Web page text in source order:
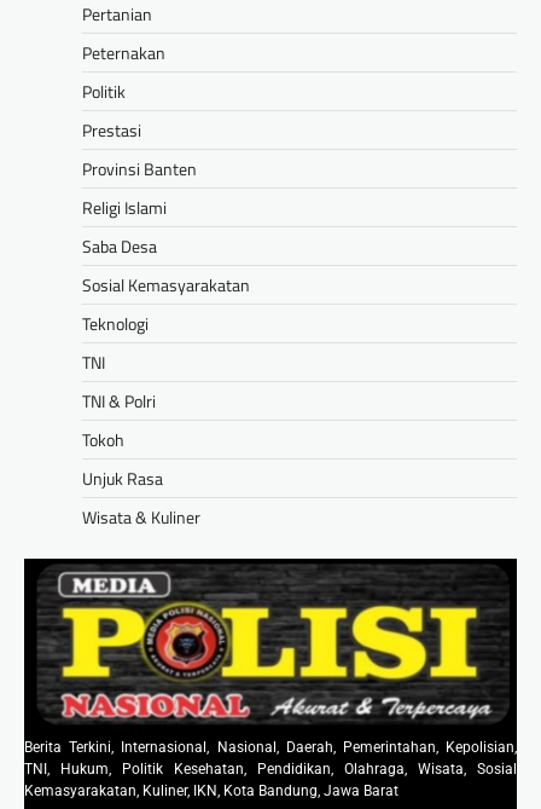
Pertanian
Peternakan
Politik
Prestasi
Provinsi Banten
Religi Islami
Saba Desa
Sosial Kemasyarakatan
Teknologi
TNI
TNI & Polri
Tokoh
Unjuk Rasa
Wisata & Kuliner
Berita Terkini, Internasional, Nasional, Daerah, Pemerintahan, Kepolisian,
TNI, Hukum, Politik Kesehatan, Pendidikan, Olahraga, Wisata, Sosial
Kemasyarakatan, Kuliner, IKN, Kota Bandung, Jawa Barat